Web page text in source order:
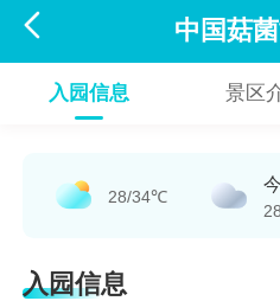
 中国菇
入园信息 景区
28/34℃
入园信息